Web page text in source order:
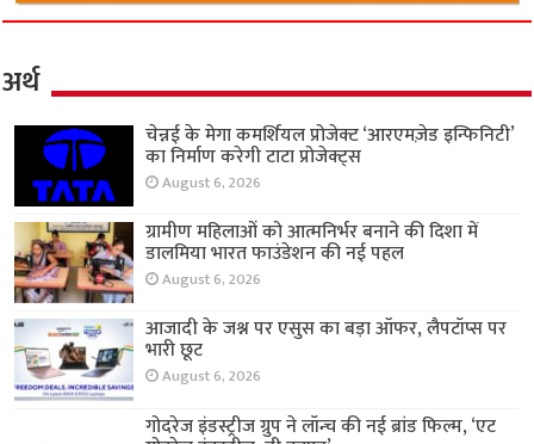
अर्थ
चेन्नई के मेगा कमर्शियल प्रोजेक्ट ‘आरएमज़ेड इन्फिनिटी’
का निर्माण करेगी टाटा प्रोजेक्ट्स
August 6, 2026
ग्रामीण महिलाओं को आत्मनिर्भर बनाने की दिशा में
डालमिया भारत फाउंडेशन की नई पहल
August 6, 2026
आजादी के जश्न पर एसुस का बड़ा ऑफर, लैपटॉप्स पर
भारी छूट
August 6, 2026
गोदरेज इंडस्ट्रीज ग्रुप ने लॉन्च की नई ब्रांड फिल्म, ‘एट